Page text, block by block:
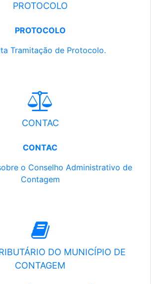
PROTOCOLO
PROTOCOLO
Tramitação de Protocolo.
CONTAC
CONTAC
o Conselho Administrativo de
Contagem
DO MUNICÍPIO DE
CONTAGEM